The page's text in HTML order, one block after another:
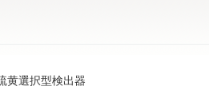
黄選択型検出器